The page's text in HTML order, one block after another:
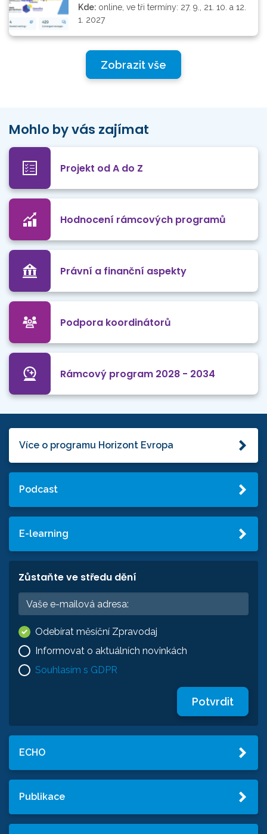
Kde: online, ve tři termíny: 27. 9., 21. 10. a 12.
1. 2027
Zobrazit vše
Mohlo by vás zajímat
Projekt od A do Z
Hodnocení rámcových programů
Právní a finanční aspekty
Podpora koordinátorů
Rámcový program 2028 - 2034
Více o programu Horizont Evropa
Podcast
E-learning
Zůstaňte ve středu dění
Odebírat měsíční Zpravodaj
Informovat o aktuálních novinkách
Souhlasím s GDPR
Potvrdit
ECHO
Publikace